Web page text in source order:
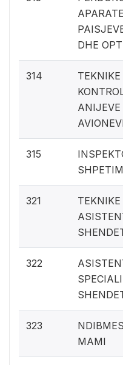
DHE
314
TEKNIKE
ANIJEVE
315
321
TEKNIKE
322
323
MAMI